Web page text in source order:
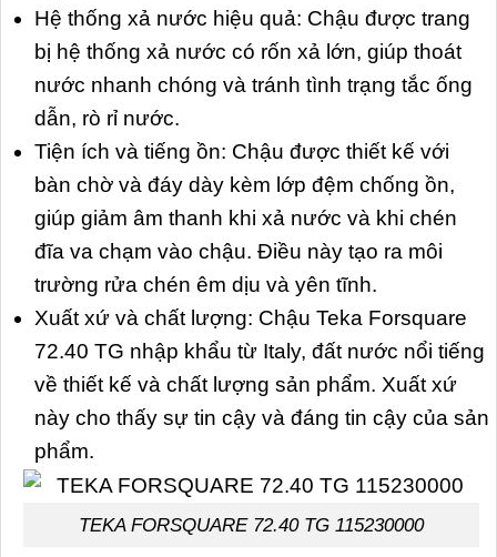
Hệ thống xả nước hiệu quả: Chậu được trang
bị hệ thống xả nước có rốn xả lớn, giúp thoát
nước nhanh chóng và tránh tình trạng tắc ống
dẫn, rò rỉ nước.
Tiện ích và tiếng ồn: Chậu được thiết kế với
bàn chờ và đáy dày kèm lớp đệm chống ồn,
giúp giảm âm thanh khi xả nước và khi chén
đĩa va chạm vào chậu. Điều này tạo ra môi
trường rửa chén êm dịu và yên tĩnh.
Xuất xứ và chất lượng: Chậu Teka Forsquare
72.40 TG nhập khẩu từ Italy, đất nước nổi tiếng
về thiết kế và chất lượng sản phẩm. Xuất xứ
này cho thấy sự tin cậy và đáng tin cậy của sản
phẩm.
TEKA FORSQUARE 72.40 TG 115230000